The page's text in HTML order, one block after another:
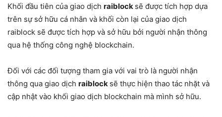
Khối đầu tiên của giao dịch raiblock sẽ được tích hợp dựa
trên sự sở hữu cá nhân và khối còn lại của giao dịch
raiblock sẽ được tích hợp và sở hữu bởi người nhận thông
qua hệ thống công nghệ blockchain.
Đối với các đối tượng tham gia với vai trò là người nhận
thông qua giao dịch raiblock sẽ thực hiện thao tác nhặt và
cập nhật vào khối giao dịch blockchain mà mình sở hữu.